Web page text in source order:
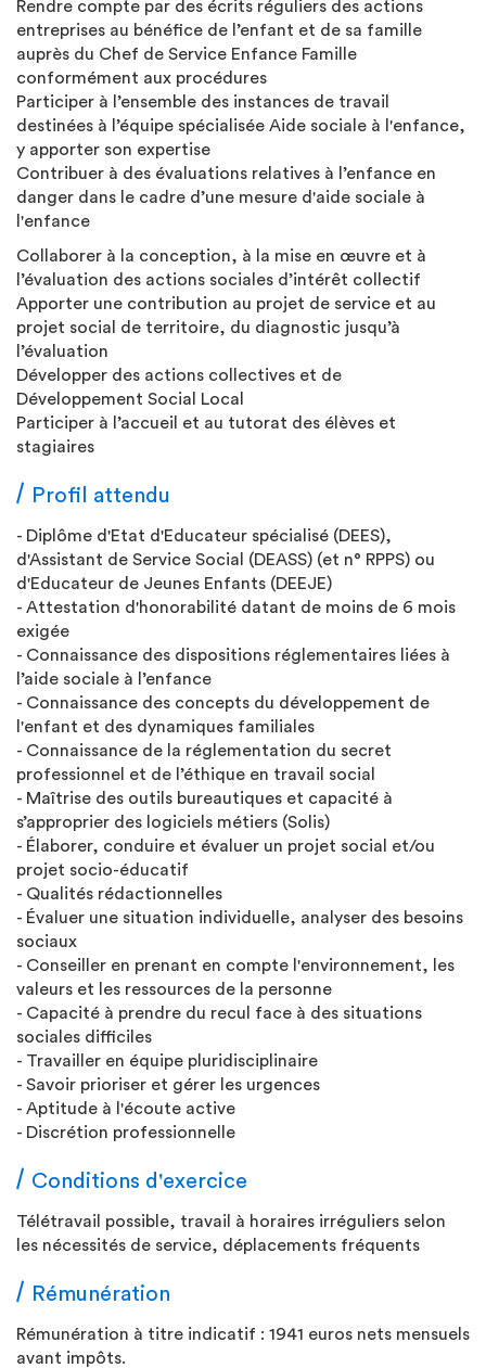
Rendre compte par des écrits réguliers des actions
entreprises au bénéfice de l’enfant et de sa famille
auprès du Chef de Service Enfance Famille
conformément aux procédures
Participer à l’ensemble des instances de travail
destinées à l’équipe spécialisée Aide sociale à l'enfance,
y apporter son expertise
Contribuer à des évaluations relatives à l’enfance en
danger dans le cadre d’une mesure d'aide sociale à
l'enfance
Collaborer à la conception, à la mise en œuvre et à
l’évaluation des actions sociales d’intérêt collectif
Apporter une contribution au projet de service et au
projet social de territoire, du diagnostic jusqu’à
l’évaluation
Développer des actions collectives et de
Développement Social Local
Participer à l’accueil et au tutorat des élèves et
stagiaires
Profil attendu
- Diplôme d'Etat d'Educateur spécialisé (DEES),
d'Assistant de Service Social (DEASS) (et n° RPPS) ou
d'Educateur de Jeunes Enfants (DEEJE)
- Attestation d'honorabilité datant de moins de 6 mois
exigée
- Connaissance des dispositions réglementaires liées à
l’aide sociale à l’enfance
- Connaissance des concepts du développement de
l'enfant et des dynamiques familiales
- Connaissance de la réglementation du secret
professionnel et de l’éthique en travail social
- Maîtrise des outils bureautiques et capacité à
s’approprier des logiciels métiers (Solis)
- Élaborer, conduire et évaluer un projet social et/ou
projet socio-éducatif
- Qualités rédactionnelles
- Évaluer une situation individuelle, analyser des besoins
sociaux
- Conseiller en prenant en compte l'environnement, les
valeurs et les ressources de la personne
- Capacité à prendre du recul face à des situations
sociales difficiles
- Travailler en équipe pluridisciplinaire
- Savoir prioriser et gérer les urgences
- Aptitude à l'écoute active
- Discrétion professionnelle
Conditions d'exercice
Télétravail possible, travail à horaires irréguliers selon
les nécessités de service, déplacements fréquents
Rémunération
Rémunération à titre indicatif : 1941 euros nets mensuels
avant impôts.